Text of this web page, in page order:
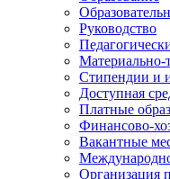
Руководство
Материально-
Стипендии и
Доступная
Платные
Финансово-
Вакантные
Организация